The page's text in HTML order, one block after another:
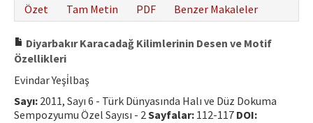
Özet
Tam Metin PDF Benzer Makaleler
Diyarbakır Karacadağ Kilimlerinin Desen ve Motif
Özellikleri
Evindar Yeşi̇lbaş
Sayı: 2011, Sayı 6 - Türk Dünyasında Halı ve Düz Dokuma
Sempozyumu Özel Sayısı - 2Sayfalar: 112-117 DOI: